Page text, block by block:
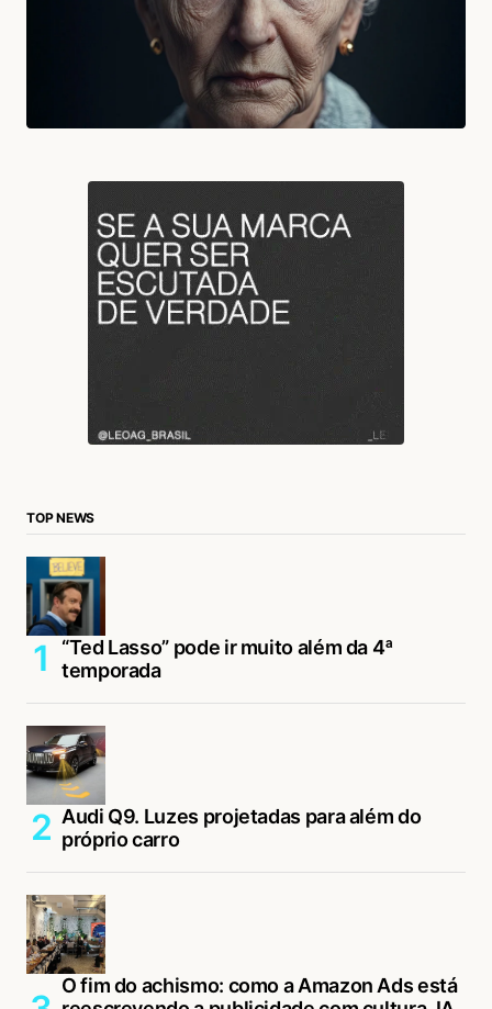
TOP NEWS
“Ted Lasso” pode ir muito além da 4ª
temporada
Audi Q9. Luzes projetadas para além do
próprio carro
O fim do achismo: como a Amazon Ads está